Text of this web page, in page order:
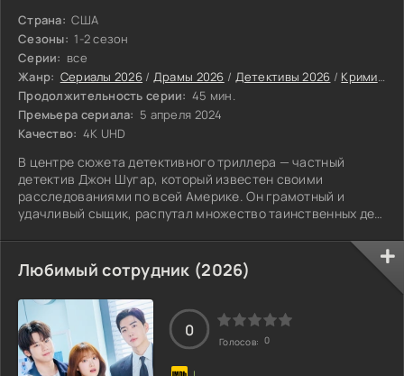
Страна: США
Сезоны: 1-2 сезон
Серии: все
Жанр: Сериалы 2026 / Драмы 2026 / Детективы 2026 / Криминальные сериалы 2026
Продолжительность серии: 45 мин.
Премьера сериала: 5 апреля 2024
Качество: 4K UHD
В центре сюжета детективного триллера — частный
детектив Джон Шугар, который известен своими
расследованиями по всей Америке. Он грамотный и
удачливый сыщик, распутал множество таинственных дел
отпетых преступников.
Любимый сотрудник (2026)
0
Голосов: 0